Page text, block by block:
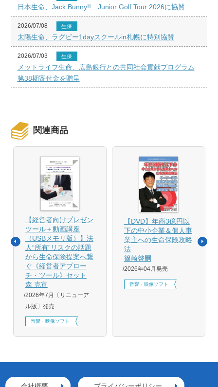
日本生命、Jack Bunny!! Junior Golf Tour 2026に協賛
2026/07/08 生保
太陽生命、ラグビー1dayスクールin札幌に特別協賛
2026/07/03 生保
メットライフ生命、広島銀行との共同社会貢献プログラム
第38期寄付金を贈呈
関連商品
【経営者向けプレゼン
ツール＋動画講座
（USBメモリ版）】法
人“所有”リスクの話題
から生命保険提案へ繋
ぐ《経営者アプロー
チ・ツール》セット
森 克宣
2026年7月〔リニューア
ル版〕発売
音響・映像ソフト
【DVD】年商3億円以
下の中小企業＆個人事
業主への生命保険攻略
法
篠崎啓嗣
2026年04月発売
音響・映像ソフト